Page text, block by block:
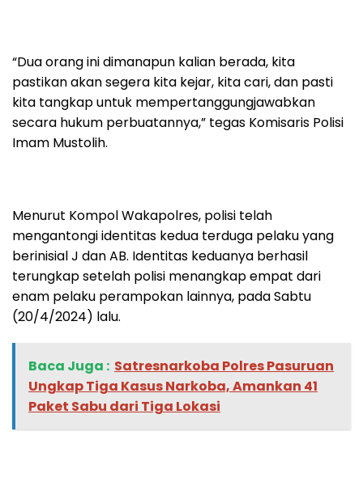
“Dua orang ini dimanapun kalian berada, kita
pastikan akan segera kita kejar, kita cari, dan pasti
kita tangkap untuk mempertanggungjawabkan
secara hukum perbuatannya,” tegas Komisaris Polisi
Imam Mustolih.
Menurut Kompol Wakapolres, polisi telah
mengantongi identitas kedua terduga pelaku yang
berinisial J dan AB. Identitas keduanya berhasil
terungkap setelah polisi menangkap empat dari
enam pelaku perampokan lainnya, pada Sabtu
(20/4/2024) lalu.
Baca Juga : ‎Satresnarkoba Polres Pasuruan
Ungkap Tiga Kasus Narkoba, Amankan 41
Paket Sabu dari Tiga Lokasi